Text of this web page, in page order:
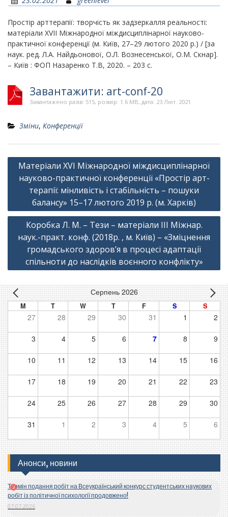
Простір арттерапії: творчість як задзеркалля реальності:
матеріали ХVІІ Міжнародної міждисциплінарної науково-
практичної конференції (м. Київ, 27–29 лютого 2020 р.) / [за
наук. ред. Л.А. Найдьонової, О.Л. Вознесенської, О.М. Скнар].
– Київ : ФОП Назаренко Т.В, 2020. – 203 с.
Завантажити: art-conf-20
Завантажено разів: 515, розмір: 1.6 MB, дата: 23 Лют. 2021
Зміни, Конференції
Навігація
записів
Матеріали ХVІ Міжнародної міждисциплінарної
науково-практичної конференції «Простір арт-
терапії: мінливість і стабільність – пошуки
балансу» 15–17 лютого 2019 р. (м. Харків)
Коробка Л. М. – Тези – матеріали ІІІ Міжнар.
наук.-практ. конф. (2018р. , м. Київ) – «Зміцнення
громадського здоров’я в процесі адаптації
спільноти до наслідків воєнного конфлікту»
Серпень 2026
M T W T F S S
27 28 29 30 31 1 2
3 4 5 6 7 8 9
10 11 12 13 14 15 16
17 18 19 20 21 22 23
24 25 26 27 28 29 30
31 1 2 3 4 5 6
Анонси, новини
Термін подання робіт на Всеукраїнський конкурс студентських наукових
робіт із політичної психології продовжено!
07.07.2026